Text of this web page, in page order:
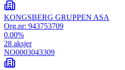
KONGSBERG GRUPPEN ASA
Org.nr: 943753709
0.00%
28 aksjer
NO0003043309